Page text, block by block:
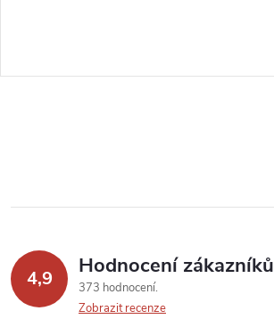
4,9 Hodnocení zákazníků
373 hodnocení
Zobrazit recenze